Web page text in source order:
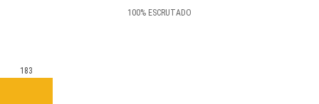
100% ESCRUTADO
183